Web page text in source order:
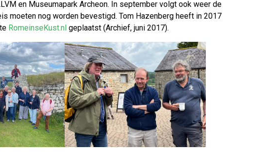
en Museumapark Archeon. In september volgt ook weer de
moeten nog worden bevestigd. Tom Hazenberg heeft in 2017
RomeinseKust.nl geplaatst (Archief, juni 2017).